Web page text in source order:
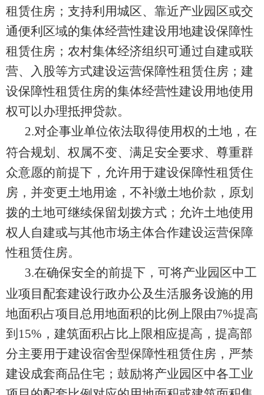
租赁住房；支持利用城区、靠近产业园区或交
通便利区域的集体经营性建设用地建设保障性
租赁住房；农村集体经济组织可通过自建或联
营、入股等方式建设运营保障性租赁住房；建
设保障性租赁住房的集体经营性建设用地使用
权可以办理抵押贷款。
2.对企事业单位依法取得使用权的土地，在
符合规划、权属不变、满足安全要求、尊重群
众意愿的前提下，允许用于建设保障性租赁住
房，并变更土地用途，不补缴土地价款，原划
拨的土地可继续保留划拨方式 ； 允许土地使用
权人自建或与其他市场主体合作建设运营保障
性租赁住房。
3.在确保安全的前提下，可将产业园区中工
业项目配套建设行政办公及生活服务设施的用
地面积占项目总用地面积的比例上限由7%提高
到 15% ， 建筑面积占比上限相应提高，提高部
分主要用于建设宿舍型保障性租赁住房，严禁
建设成套商品住宅 ； 鼓励将产业园区中各工业